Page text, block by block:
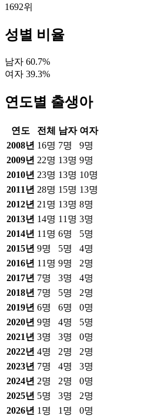
1692위
성별 비율
남자 60.7%
여자 39.3%
연도별 출생아
연도 전체 남자 여자
2008년 16명 7명 9명
2009년 22명 13명 9명
2010년 23명 13명 10명
2011 년 28명 15명 13명
2012년 21 명 13명 8명
2013년 14명 11 명 3명
2014년 11 명 6명 5명
2015년 9명 5명 4명
2016년 11 명 9명 2명
2017년 7명 3명 4명
2018년 7명 5명 2명
2019년 6명 6명 0명
2020년 9명 4명 5명
2021 년 3명 3명 0명
2022년 4명 2명 2명
2023년 7명 4명 3명
2024년 2명 2명 0명
2025년 5명 3명 2명
2026년 1 명 1 명 0명